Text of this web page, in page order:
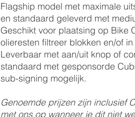
Flagship model met maximale
en standaard geleverd met
Geschikt voor plaatsing op Bike
olieresten filtreer blokken en/of
Leverbaar met aan/uit knop of
standaard met gesponsorde
sub-signing mogelijk.
Genoemde prijzen zijn inclusief
met ons op wanneer je dit niet